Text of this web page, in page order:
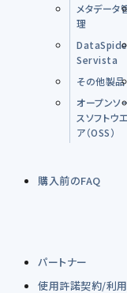
メタデータ
理
Servista
その他製品
オープンソ
スソフトウエ
ア（OSS）
購入前のFAQ
パートナー
使用許諾契約/利